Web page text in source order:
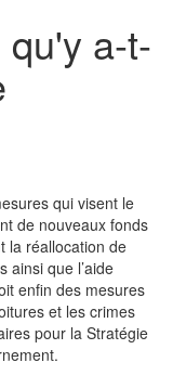
a-t-
qui visent le
de nouveaux fonds
la réallocation de
ainsi que l’aide
enfin des mesures
et les crimes
pour la Stratégie